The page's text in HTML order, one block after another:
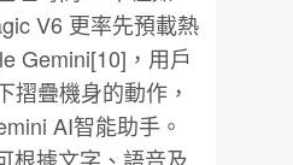
V6 更率先預載熱
Gemini[10]，用戶
摺疊機身的動作，
AI智能助手。
根據文字、語音及